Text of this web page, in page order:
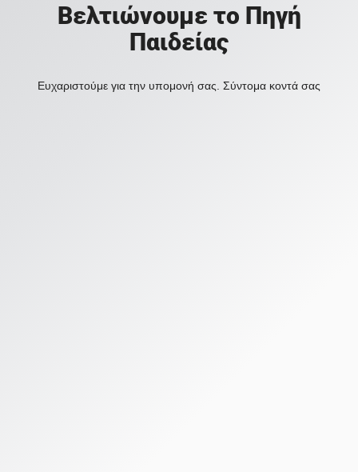
Βελτιώνουμε το Πηγή
Παιδείας
Ευχαριστούμε για την υπομονή σας. Σύντομα κοντά σας